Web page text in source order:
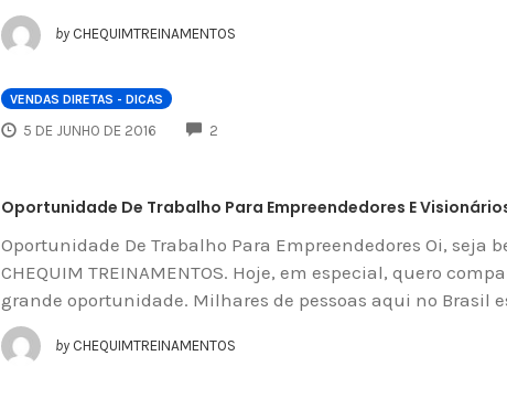
by CHEQUIMTREINAMENTOS
VENDAS DIRETAS - DICAS
5 DE JUNHO DE 2016 2
Oportunidade De Trabalho Para Empreendedores E
Oportunidade De Trabalho Para Empreendedores Oi, seja
CHEQUIM TREINAMENTOS. Hoje, em especial, quero
grande oportunidade. Milhares de pessoas aqui no Brasil
by CHEQUIMTREINAMENTOS